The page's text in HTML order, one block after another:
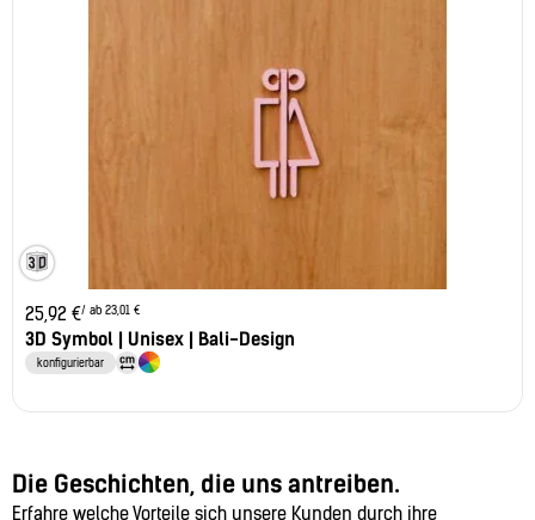
25,92 €/ ab 23,01 €
3D Symbol | Unisex | Bali-Design
konfigurierbar
Die Geschichten, die uns antreiben.
Erfahre welche Vorteile sich unsere Kunden durch ihre